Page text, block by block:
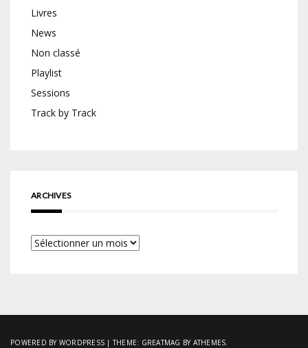
Livres
News
Non classé
Playlist
Sessions
Track by Track
ARCHIVES
Archives
POWERED BY WORDPRESS |THEME: GREATMAG BY ATHEMES.